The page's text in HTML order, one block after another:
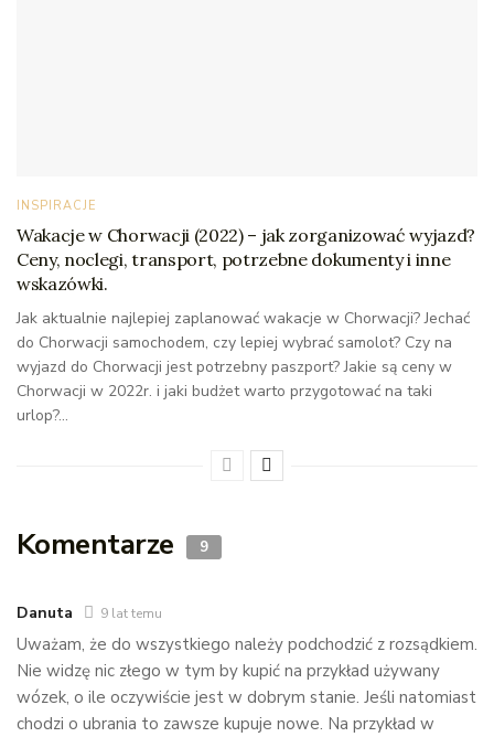
INSPIRACJE
Wakacje w Chorwacji (2022) – jak zorganizować wyjazd?
Ceny, noclegi, transport, potrzebne dokumenty i inne
wskazówki.
Jak aktualnie najlepiej zaplanować wakacje w Chorwacji? Jechać
do Chorwacji samochodem, czy lepiej wybrać samolot? Czy na
wyjazd do Chorwacji jest potrzebny paszport? Jakie są ceny w
Chorwacji w 2022r. i jaki budżet warto przygotować na taki
urlop?...
Komentarze 9
Danuta 9 lat temu
Uważam, że do wszystkiego należy podchodzić z rozsądkiem.
Nie widzę nic złego w tym by kupić na przykład używany
wózek, o ile oczywiście jest w dobrym stanie. Jeśli natomiast
chodzi o ubrania to zawsze kupuje nowe. Na przykład w